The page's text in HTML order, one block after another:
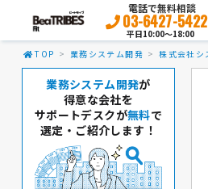
電話で無料相談
03-6427-5422
平日10:00〜18:00
TOP 業務システム開発 株式会社シ
業務システム開発が
得意な会社を
サポートデスクが無料で
選定・ご紹介します！